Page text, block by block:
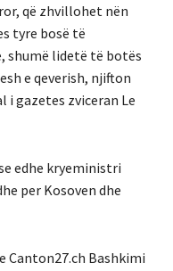
që zhvillohet nën
tyre bosë të
shumë lidetë të botës
e qeverish, njifton
i gazetes zviceran Le
edhe kryeministri
per Kosoven dhe
Canton27.ch Bashkimi